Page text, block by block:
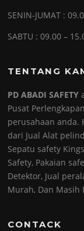
SENIN-JUMAT :
SABTU : 09.00 –
TENTANG
PD ABADI SAFETY
Pusat
perusahaan anda.
dari Jual Alat
Sepatu safety
Safety, Pakaian
Detektor, Jual
Murah, Dan Masih
CONTACK